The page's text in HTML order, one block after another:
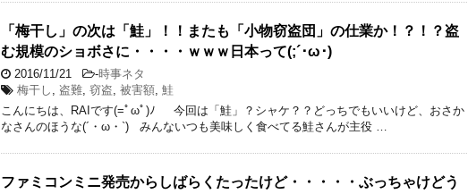
「梅干し」の次は「鮭」！！またも「小物窃盗団」の仕業か！？！？盗
む規模のショボさに・・・・ｗｗｗ日本って(;´･ω･)
2016/11/21 -時事ネタ
梅干し , 盗難, 窃盗, 被害額, 鮭
こんにちは、RAIです(=ﾟωﾟ)ﾉ 今回は「鮭」？シャケ？？どっちでもいいけど、おさか
なさんのほうな(´・ω・`) みんないつも美味しく食べてる鮭さんが主役 …
ファミコンミニ発売からしばらくたったけど・・・・・ぶっちゃけどう